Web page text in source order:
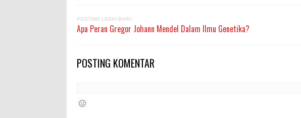
POSTING LEBIH BARU
Apa Peran Gregor Johann Mendel Dalam Ilmu Genetika?
POSTING KOMENTAR